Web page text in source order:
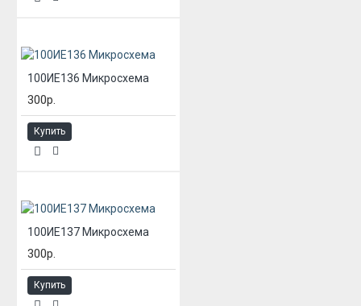
100ИЕ136 Микросхема
300р.
Купить
100ИЕ137 Микросхема
300р.
Купить